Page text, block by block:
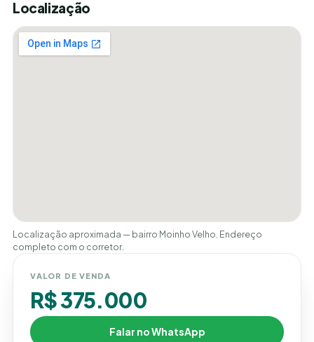
Localização
Localização aproximada — bairro Moinho Velho. Endereço
completo com o corretor.
VALOR DE VENDA
R$ 375.000
Falar no WhatsApp